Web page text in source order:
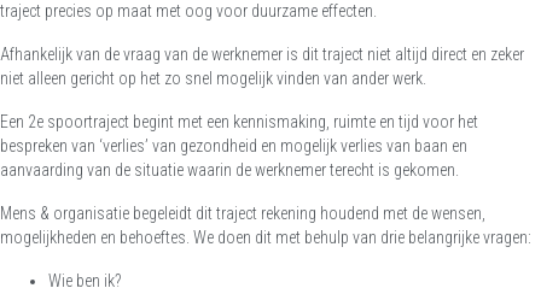
traject precies op maat met oog voor duurzame effecten.
Afhankelijk van de vraag van de werknemer is dit traject niet altijd direct en zeker
niet alleen gericht op het zo snel mogelijk vinden van ander werk.
Een 2e spoortraject begint met een kennismaking, ruimte en tijd voor het
bespreken van ‘verlies’ van gezondheid en mogelijk verlies van baan en
aanvaarding van de situatie waarin de werknemer terecht is gekomen.
Mens & organisatie begeleidt dit traject rekening houdend met de wensen,
mogelijkheden en behoeftes. We doen dit met behulp van drie belangrijke vragen:
Wie ben ik?